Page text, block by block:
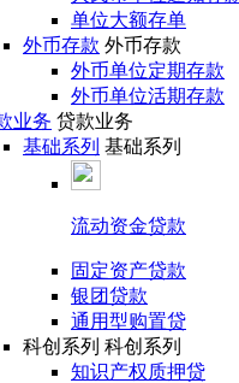
单位大额存单
外币存款 外币存款
外币单位定期存款
外币单位活期存款
业务 贷款业务
基础系列 基础系列
流动资金贷款
固定资产贷款
银团贷款
通用型购置贷
科创系列 科创系列
知识产权质押贷